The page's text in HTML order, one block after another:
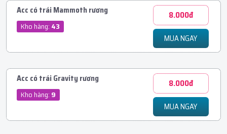
Acc có trái Mammoth rương
Kho hàng: 43
8.000đ
MUA NGAY
Acc có trái Gravity rương
Kho hàng: 9
8.000đ
MUA NGAY